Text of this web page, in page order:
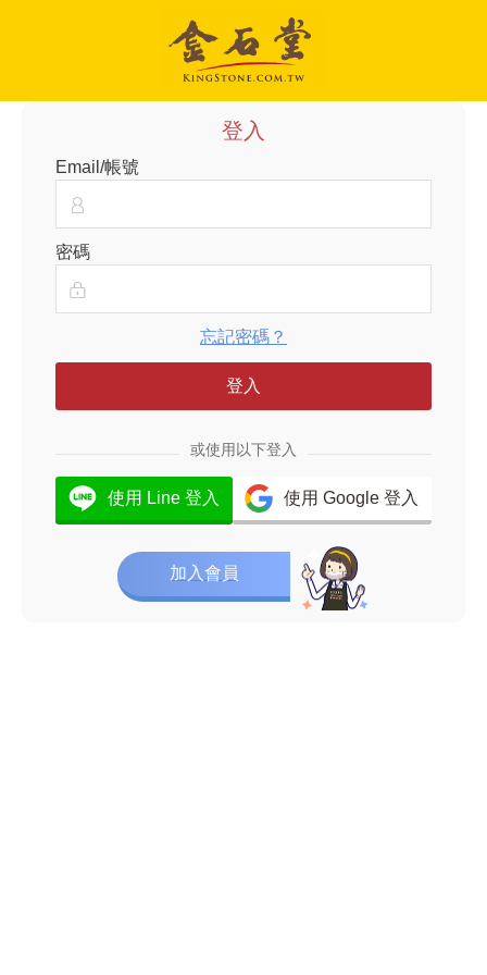
登入
Email/帳號
密碼
忘記密碼？
登入
或使用以下登入
使用 Line 登入 使用 Google 登入
加入會員